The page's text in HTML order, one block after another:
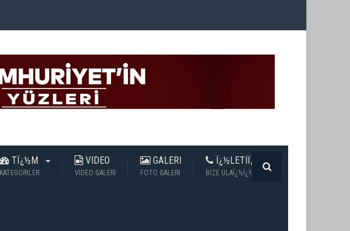
TÏ¿½M
KATEGORILER
VIDEO
VIDEO GALERI
GALERI
FOTO GALERI
Ï¿½LETIÏ¿½IM
BIZE ULAÏ¿½Ï¿½N